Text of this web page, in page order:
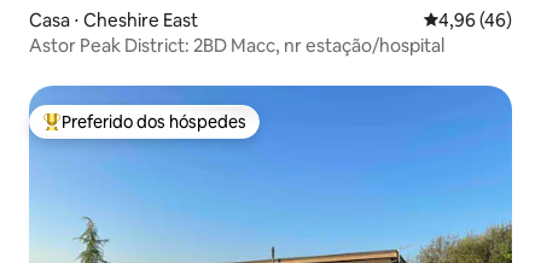
Casa ⋅ Cheshire East 4,96 de uma
4,96 (46)
Astor Peak District: 2BD Macc, nr estação/hospital
Entre os melhores preferidos dos hóspedes
Preferido dos hóspedes